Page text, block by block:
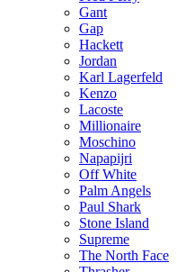
Gant
Gap
Hackett
Jordan
Karl Lagerfeld
Kenzo
Lacoste
Millionaire
Moschino
Napapijri
Off White
Palm Angels
Paul Shark
Stone Island
Supreme
The North Face